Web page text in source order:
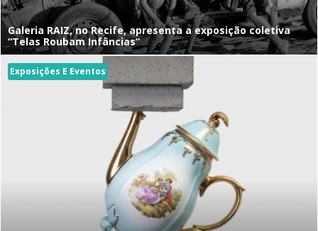
Galeria RAIZ, no Recife, apresenta a exposição coletiva
“Telas Roubam Infâncias”
Exposições E Eventos